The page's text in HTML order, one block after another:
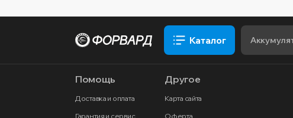
Каталог
Помощь
Доставка и оплата
Гарантия и сервис
Другое
Карта сайта
Оферта